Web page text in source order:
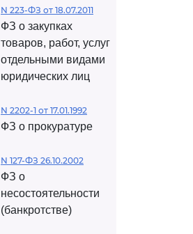
N 223-ФЗ от 18.07.2011
ФЗ о закупках
товаров, работ, услуг
отдельными видами
юридических лиц
N 2202-1 от 17.01.1992
ФЗ о прокуратуре
N 127-ФЗ 26.10.2002
ФЗ о
несостоятельности
(банкротстве)